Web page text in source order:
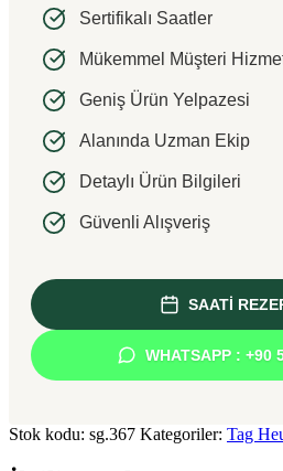
Sertifikalı Saatler
Mükemmel Müşteri
Geniş Ürün Yelpazesi
Alanında Uzman Ekip
Detaylı Ürün Bilgileri
Güvenli Alışveriş
SAATİ
WHATSAPP : +90
Stok kodu: sg.367 Kategoriler: Tag